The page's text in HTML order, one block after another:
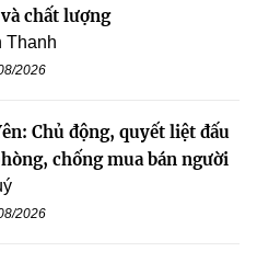
chất lượng
Thanh
2026
Chủ động, quyết liệt đấu
chống mua bán người
2026